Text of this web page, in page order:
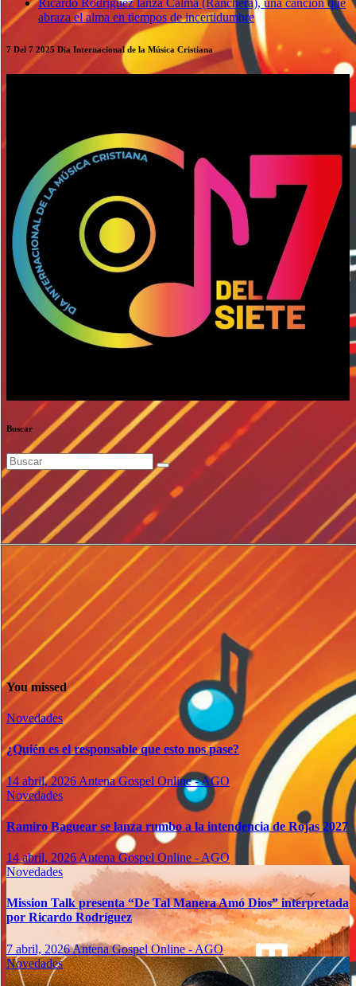
Ricardo Rodríguez lanza Calma (Ranchera), una canción que
abraza el alma en tiempos de incertidumbre
7 Del 7 2025 Dia Internacional de la Música Cristiana
Buscar
You missed
Novedades
¿Quién es el responsable que esto nos pase?
14 abril, 2026 Antena Gospel Online - AGO
Novedades
Ramiro Baguear se lanza rumbo a la intendencia de Rojas 2027
14 abril, 2026 Antena Gospel Online - AGO
Novedades
Mission Talk presenta “De Tal Manera Amó Dios” interpretada
por Ricardo Rodríguez
7 abril, 2026Antena Gospel Online - AGO
Novedades